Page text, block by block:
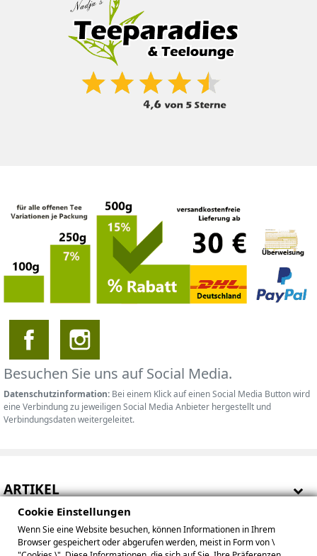
Besuchen Sie uns auf Social Media.
Datenschutzinformation: Bei einem Klick auf einen Social Media Button wird
eine Verbindung zu jeweiligen Social Media Anbieter hergestellt und
Verbindungsdaten weitergeleitet.
ARTIKEL
HINWEISE
Cookie Einstellungen
Wenn Sie eine Website besuchen, können Informationen in Ihrem
Browser gespeichert oder abgerufen werden, meist in Form von \